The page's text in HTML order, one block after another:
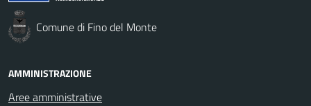
Comune di Fino del Monte
AMMINISTRAZIONE
Aree amministrative